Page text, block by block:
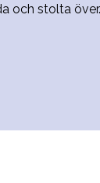
och stolta över.